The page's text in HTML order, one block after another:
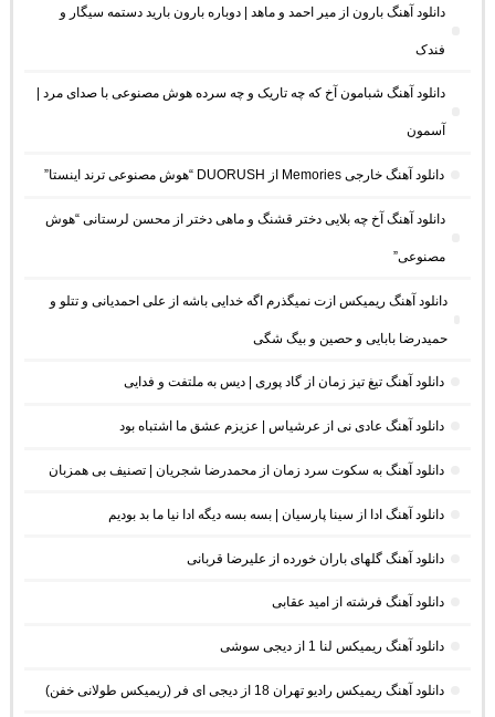
دانلود آهنگ بارون از میر احمد و ماهد | دوباره بارون بارید دستمه سیگار و
فندک
دانلود آهنگ شبامون آخ که چه تاریک و چه سرده هوش مصنوعی با صدای مرد |
آسمون
دانلود آهنگ خارجی Memories از DUORUSH “هوش مصنوعی ترند اینستا”
دانلود آهنگ آخ چه بلایی دختر قشنگ و ماهی دختر از محسن لرستانی “هوش
مصنوعی”
دانلود آهنگ ریمیکس ازت نمیگذرم اگه خدایی باشه از علی احمدیانی و تتلو و
حمیدرضا بابایی و حصین و بیگ شگی
دانلود آهنگ تیغ تیز زمان از گاد پوری | دیس به ملتفت و فدایی
دانلود آهنگ عادی نی از عرشیاس | عزیزم عشق ما اشتباه بود
دانلود آهنگ به سکوت سرد زمان از محمدرضا شجریان | تصنیف بی همزبان
دانلود آهنگ ادا از سینا پارسیان | بسه بسه دیگه ادا نیا ما بد بودیم
دانلود آهنگ گلهای باران خورده از علیرضا قربانی
دانلود آهنگ فرشته از امید عقابی
دانلود آهنگ ریمیکس لنا 1 از دیجی سوشی
دانلود آهنگ ریمیکس رادیو تهران 18 از دیجی ای فر (ریمیکس طولانی خفن)